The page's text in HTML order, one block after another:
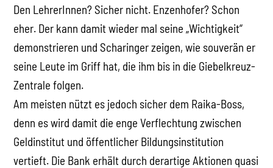
Den LehrerInnen? Sicher nicht. Enzenhofer? Schon
eher. Der kann damit wieder mal seine „Wichtigkeit“
demonstrieren und Scharinger zeigen, wie souverän er
seine Leute im Griff hat, die ihm bis in die Giebelkreuz-
Zentrale folgen.
Am meisten nützt es jedoch sicher dem Raika-Boss,
denn es wird damit die enge Verflechtung zwischen
Geldinstitut und öffentlicher Bildungsinstitution
vertieft. Die Bank erhält durch derartige Aktionen quasi